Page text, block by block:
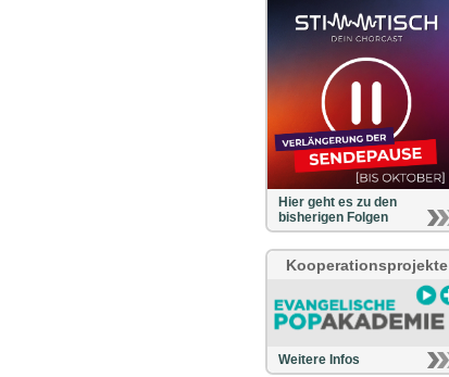
Hier geht es zu den
bisherigen Folgen
Kooperationsprojekte
Weitere Infos